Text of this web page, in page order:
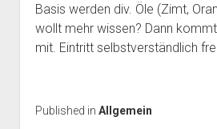
Tour durch denSocial Media
CCC Unna
Dienste und
Beitragsordnung
Basis werden div. Öle (Zimt,
wollt mehr wissen? Dann
mit. Eintritt selbstverständlich
Published in Allgemein